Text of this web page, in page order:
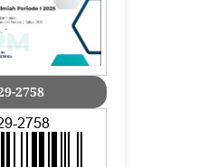
2758